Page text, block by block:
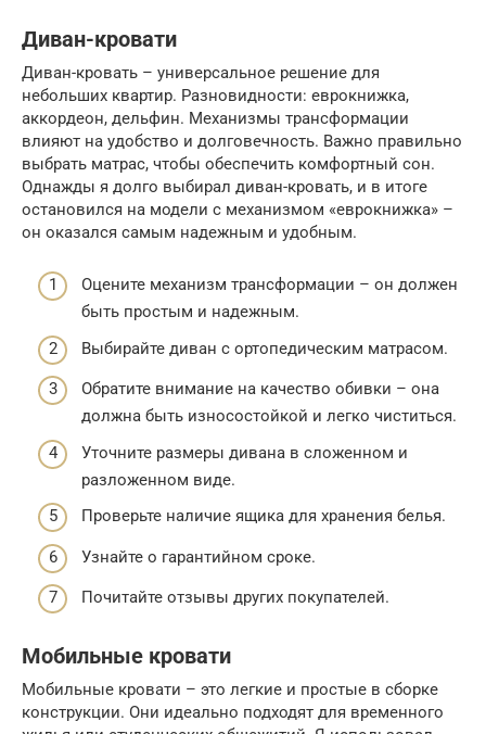
Диван-кровати
Диван-кровать – универсальное решение для
небольших квартир. Разновидности: еврокнижка,
аккордеон, дельфин. Механизмы трансформации
влияют на удобство и долговечность. Важно правильно
выбрать матрас, чтобы обеспечить комфортный сон.
Однажды я долго выбирал диван-кровать, и в итоге
остановился на модели с механизмом «еврокнижка» –
он оказался самым надежным и удобным.
Оцените механизм трансформации – он должен
быть простым и надежным.
Выбирайте диван с ортопедическим матрасом.
Обратите внимание на качество обивки – она
должна быть износостойкой и легко чиститься.
Уточните размеры дивана в сложенном и
разложенном виде.
Проверьте наличие ящика для хранения белья.
Узнайте о гарантийном сроке.
Почитайте отзывы других покупателей.
Мобильные кровати
Мобильные кровати – это легкие и простые в сборке
конструкции. Они идеально подходят для временного